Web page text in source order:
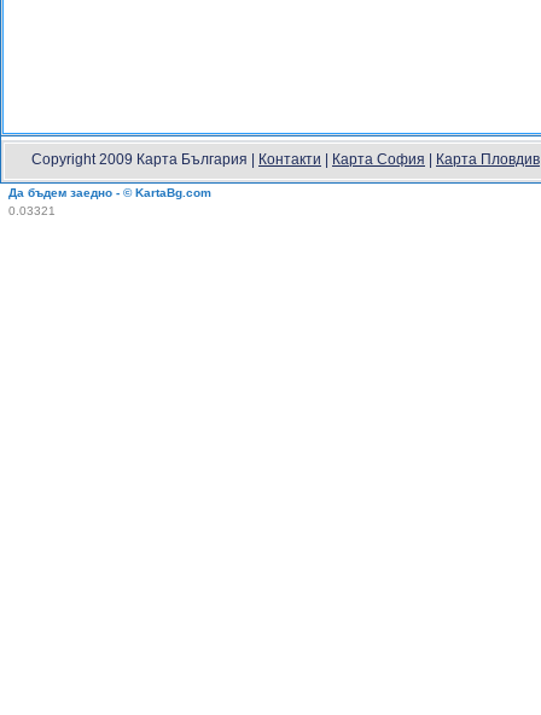
Copyright 2009 Карта България | Контакти Карта София Карта Пловдив
Да бъдем заедно - © KartaBg.com
0.03321